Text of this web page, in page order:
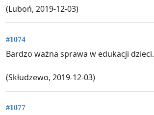
(Luboń, 2019-12-03)
#1074
Bardzo ważna sprawa w edukacji dzieci.
(Skłudzewo, 2019-12-03)
#1077